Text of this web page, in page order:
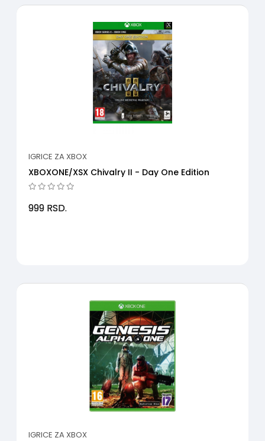
IGRICE ZA XBOX
XBOXONE/XSX Chivalry II - Day One Edition
999 RSD.
IGRICE ZA XBOX